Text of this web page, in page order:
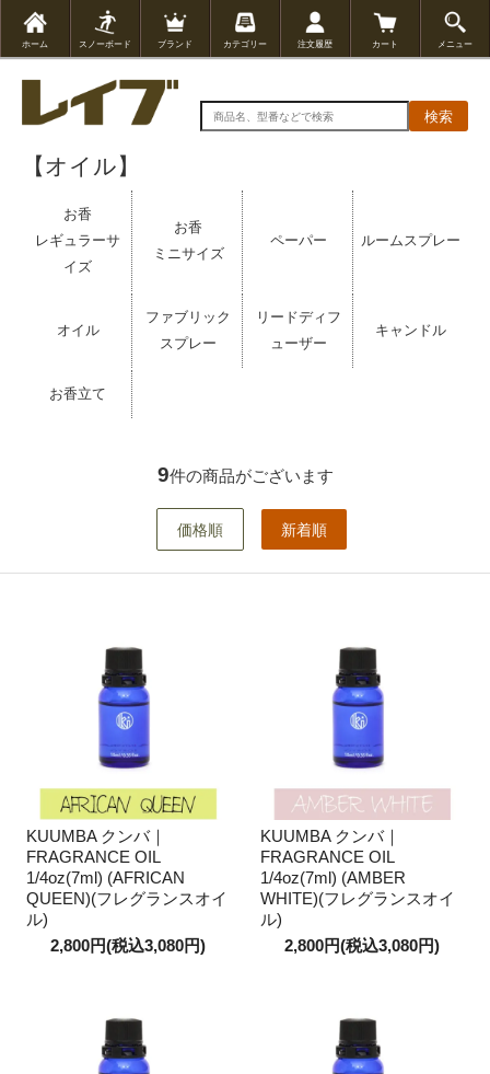
ホーム スノーボード ブランド カテゴリー 注文履歴 カート メニュー
検索
【オイル】
お香
レギュラーサ
イズ
お香
ミニサイズ
ペーパー ルームスプレー
オイル
ファブリック
スプレー
リードディフ
ューザー
キャンドル
お香立て
9件の商品がございます
価格順 新着順
KUUMBA クンバ｜
FRAGRANCE OIL
1/4oz(7ml) (AFRICAN
QUEEN)(フレグランスオイ
ル)
2,800円(税込3,080円)
KUUMBA クンバ｜
FRAGRANCE OIL
1/4oz(7ml) (AMBER
WHITE)(フレグランスオイ
ル)
2,800円(税込3,080円)